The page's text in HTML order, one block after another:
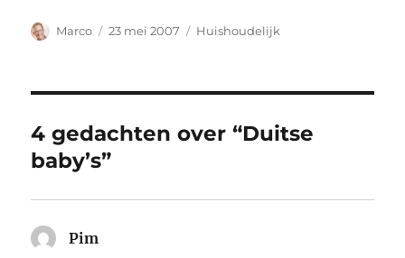
Auteur
Marco
Geplaatst
23 mei 2007 Categorieën
Huishoudelijk
4 gedachten over “Duitse
baby’s”
Pim